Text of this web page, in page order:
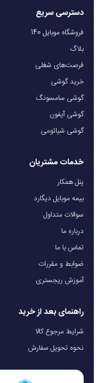
دسترسی سریع
فروشگاه موبایل 140
بلاگ
فرصت‌های شغلی
خرید گوشی
گوشی سامسونگ
گوشی آیفون
گوشی شیائومی
خدمات مشتریان
پنل همکار
بیمه موبایل دیگارد
سوالات متداول
درباره ما
تماس با ما
ضوابط و مقررات
آموزش ریجستری
راهنمای بعد از خرید
شرایط مرجوع کالا
نحوه تحویل سفارش